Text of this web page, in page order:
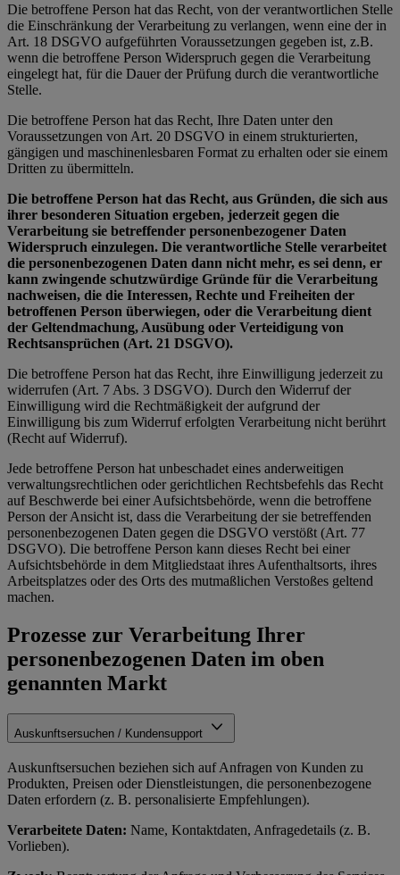
Die betroffene Person hat das Recht, von der verantwortlichen Stelle
die Einschränkung der Verarbeitung zu verlangen, wenn eine der in
Art. 18 DSGVO aufgeführten Voraussetzungen gegeben ist, z.B.
wenn die betroffene Person Widerspruch gegen die Verarbeitung
eingelegt hat, für die Dauer der Prüfung durch die verantwortliche
Stelle.
Die betroffene Person hat das Recht, Ihre Daten unter den
Voraussetzungen von Art. 20 DSGVO in einem strukturierten,
gängigen und maschinenlesbaren Format zu erhalten oder sie einem
Dritten zu übermitteln.
Die betroffene Person hat das Recht, aus Gründen, die sich aus
ihrer besonderen Situation ergeben, jederzeit gegen die
Verarbeitung sie betreffender personenbezogener Daten
Widerspruch einzulegen. Die verantwortliche Stelle verarbeitet
die personenbezogenen Daten dann nicht mehr, es sei denn, er
kann zwingende schutzwürdige Gründe für die Verarbeitung
nachweisen, die die Interessen, Rechte und Freiheiten der
betroffenen Person überwiegen, oder die Verarbeitung dient
der Geltendmachung, Ausübung oder Verteidigung von
Rechtsansprüchen (Art. 21 DSGVO).
Die betroffene Person hat das Recht, ihre Einwilligung jederzeit zu
widerrufen (Art. 7 Abs. 3 DSGVO). Durch den Widerruf der
Einwilligung wird die Rechtmäßigkeit der aufgrund der
Einwilligung bis zum Widerruf erfolgten Verarbeitung nicht berührt
(Recht auf Widerruf).
Jede betroffene Person hat unbeschadet eines anderweitigen
verwaltungsrechtlichen oder gerichtlichen Rechtsbefehls das Recht
auf Beschwerde bei einer Aufsichtsbehörde, wenn die betroffene
Person der Ansicht ist, dass die Verarbeitung der sie betreffenden
personenbezogenen Daten gegen die DSGVO verstößt (Art. 77
DSGVO). Die betroffene Person kann dieses Recht bei einer
Aufsichtsbehörde in dem Mitgliedstaat ihres Aufenthaltsorts, ihres
Arbeitsplatzes oder des Orts des mutmaßlichen Verstoßes geltend
machen.
Prozesse zur Verarbeitung Ihrer
personenbezogenen Daten im oben
genannten Markt
Auskunftsersuchen / Kundensupport
Auskunftsersuchen beziehen sich auf Anfragen von Kunden zu
Produkten, Preisen oder Dienstleistungen, die personenbezogene
Daten erfordern (z. B. personalisierte Empfehlungen).
Verarbeitete Daten: Name, Kontaktdaten, Anfragedetails (z. B.
Vorlieben).